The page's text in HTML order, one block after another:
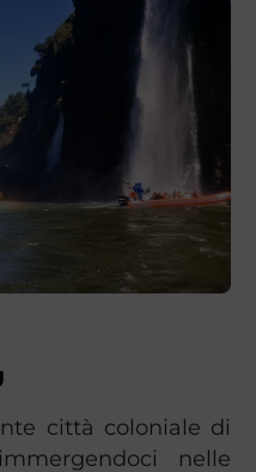
città coloniale di
nelle